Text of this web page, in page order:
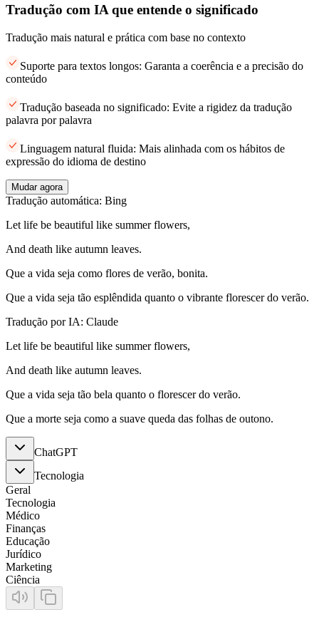
Tradução com IA que entende o significado
Tradução mais natural e prática com base no contexto
Suporte para textos longos: Garanta a coerência e a precisão do
conteúdo
Tradução baseada no significado: Evite a rigidez da tradução
palavra por palavra
Linguagem natural fluida: Mais alinhada com os hábitos de
expressão do idioma de destino
Mudar agora
Tradução automática: Bing
Let life be beautiful like summer flowers,
And death like autumn leaves.
Que a vida seja como flores de verão, bonita.
Que a vida seja tão esplêndida quanto o vibrante florescer do verão.
Tradução por IA: Claude
Let life be beautiful like summer flowers,
And death like autumn leaves.
Que a vida seja tão bela quanto o florescer do verão.
Que a morte seja como a suave queda das folhas de outono.
ChatGPT
Tecnologia
Geral
Tecnologia
Médico
Finanças
Educação
Jurídico
Marketing
Ciência